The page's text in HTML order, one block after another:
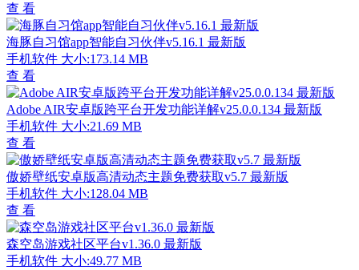
查 看
海豚自习馆app智能自习伙伴v5.16.1 最新版
手机软件 大小:173.14 MB
查 看
Adobe AIR安卓版跨平台开发功能详解v25.0.0.134 最新版
手机软件 大小:21.69 MB
查 看
傲娇壁纸安卓版高清动态主题免费获取v5.7 最新版
手机软件 大小:128.04 MB
查 看
森空岛游戏社区平台v1.36.0 最新版
手机软件 大小:49.77 MB